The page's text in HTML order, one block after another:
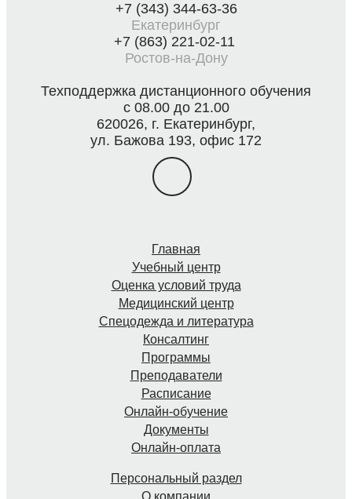
+7 (343) 344-63-36
Екатеринбург
+7 (863) 221-02-11
Ростов-на-Дону
Техподдержка дистанционного обучения
с 08.00 до 21.00
620026, г. Екатеринбург,
ул. Бажова 193, офис 172
Главная
Учебный центр
Оценка условий труда
Медицинский центр
Спецодежда и литература
Консалтинг
Программы
Преподаватели
Расписание
Онлайн-обучение
Документы
Онлайн-оплата
Персональный раздел